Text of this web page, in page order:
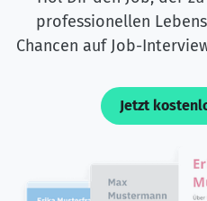
professionellen
Chancen auf Job-
Jetzt